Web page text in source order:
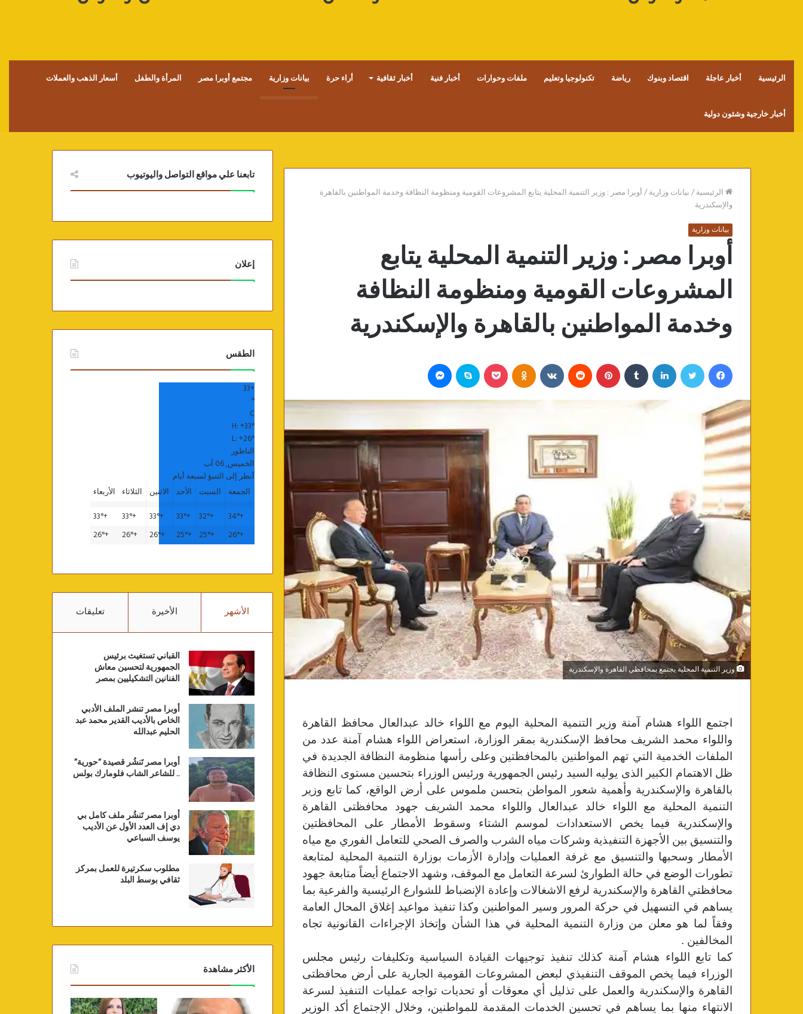
الرئيسية أخبار عاجلة اقتصاد وبنوك رياضة تكنولوجيا وتعليم ملفات وحوارات أخبار فنية أخبار ثقافية أراء حرة بيانات وزارية مجتمع أوبرا مصر المرأة والطفل أسعار الذهب والعملات
أخبار خارجية وشئون دولية
الرئيسية/بيانات وزارية/أوبرا مصر : وزير التنمية المحلية يتابع المشروعات القومية ومنظومة النظافة وخدمة المواطنين بالقاهرة
والإسكندرية
بيانات وزارية
أوبرا مصر : وزير التنمية المحلية يتابع
المشروعات القومية ومنظومة النظافة
وخدمة المواطنين بالقاهرة والإسكندرية
وزير التنمية المحلية يجتمع بمحافظي القاهرة والإسكندرية
اجتمع اللواء هشام آمنة وزير التنمية المحلية اليوم مع اللواء خالد عبدالعال محافظ القاهرة
واللواء محمد الشريف محافظ الإسكندرية بمقر الوزارة، استعراض اللواء هشام آمنة عدد من
الملفات الخدمية التي تهم المواطنين بالمحافظتين وعلى رأسها منظومة النظافة الجديدة في
ظل الاهتمام الكبير الذى يوليه السيد رئيس الجمهورية ورئيس الوزراء بتحسين مستوى النظافة
بالقاهرة والإسكندرية وأهمية شعور المواطن بتحسن ملموس على أرض الواقع، كما تابع وزير
التنمية المحلية مع اللواء خالد عبدالعال واللواء محمد الشريف جهود محافظتى القاهرة
والإسكندرية فيما يخص الاستعدادات لموسم الشتاء وسقوط الأمطار على المحافظتين
والتنسيق بين الأجهزة التنفيذية وشركات مياه الشرب والصرف الصحي للتعامل الفوري مع مياه
الأمطار وسحبها والتنسيق مع غرفة العمليات وإدارة الأزمات بوزارة التنمية المحلية لمتابعة
تطورات الوضع في حالة الطوارئ لسرعة التعامل مع الموقف، وشهد الاجتماع أيضاً متابعة جهود
محافظتي القاهرة والإسكندرية لرفع الاشغالات وإعادة الإنضباط للشوارع الرئيسية والفرعية بما
يساهم في التسهيل في حركة المرور وسير المواطنين وكذا تنفيذ مواعيد إغلاق المحال العامة
وفقاً لما هو معلن من وزارة التنمية المحلية في هذا الشأن وإتخاذ الإجراءات القانونية تجاه
المخالفين .
كما تابع اللواء هشام آمنة كذلك تنفيذ توجيهات القيادة السياسية وتكليفات رئيس مجلس
الوزراء فيما يخص الموقف التنفيذي لبعض المشروعات القومية الجارية على أرض محافظتى
القاهرة والإسكندرية والعمل على تذليل أي معوقات أو تحديات تواجه عمليات التنفيذ لسرعة
الانتهاء منها بما يساهم في تحسين الخدمات المقدمة للمواطنين، وخلال الإجتماع أكد الوزير
تابعنا علي مواقع التواصل واليوتيوب
إعلان
الطقس
+
33
°
C
H:+33°
L:+26°
الناظور
الخميس, 06 آب
أنظر إلى التنبؤ لسبعة أيام
الجمعة
السبت الأحد الاثنين الثلاثاء
الأربعاء
+
34°
+
32°
+
33°
+
33°
+
33°
+
33°
+
26°
+
25°
+
25°
+
26°
+
26°
+
26°
الأشهر الأخيرة تعليقات
القباني تستغيث برئيس
الجمهورية لتحسين معاش
الفنانين التشكيليين بمصر
أوبرا مصر تنشر الملف الأدبي
الخاص بالأديب القدير محمد عبد
الحليم عبدالله
أوبرا مصر تَنشُر قصيدة “حورية”
.. للشاعر الشاب فلومارك بولس
أوبرا مصر تَنشُر ملف كامل بي
دي إف العدد الأول عن الأديب
يوسف السباعي
مطلوب سكرتيرة للعمل بمركز
ثقافي بوسط البلد
الأكثر مشاهدة